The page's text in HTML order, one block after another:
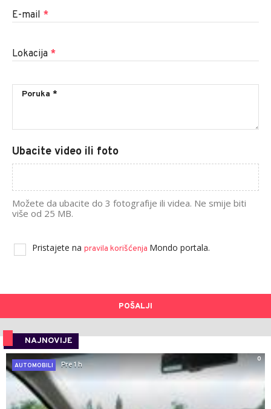
E-mail *
Lokacija *
Ubacite video ili foto
Možete da ubacite do 3 fotografije ili videa. Ne smije biti
više od 25 MB.
Pristajete na pravila korišćenja Mondo portala.
POŠALJI
NAJNOVIJE
0
AUTOMOBILI
Pre 1 h